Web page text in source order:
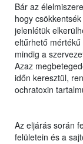
Bár az
hogy
jelenlétük
eltűrhető
mindig a
Azaz
időn keresztül,
ochratoxin
Az eljárás során
felületein és a